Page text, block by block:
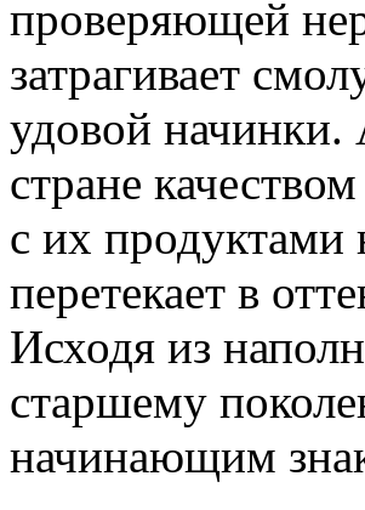
проверяющей
затрагивает
удовой начинки.
стране
с их продуктами
перетекает в
Исходя из
старшему
начинающим